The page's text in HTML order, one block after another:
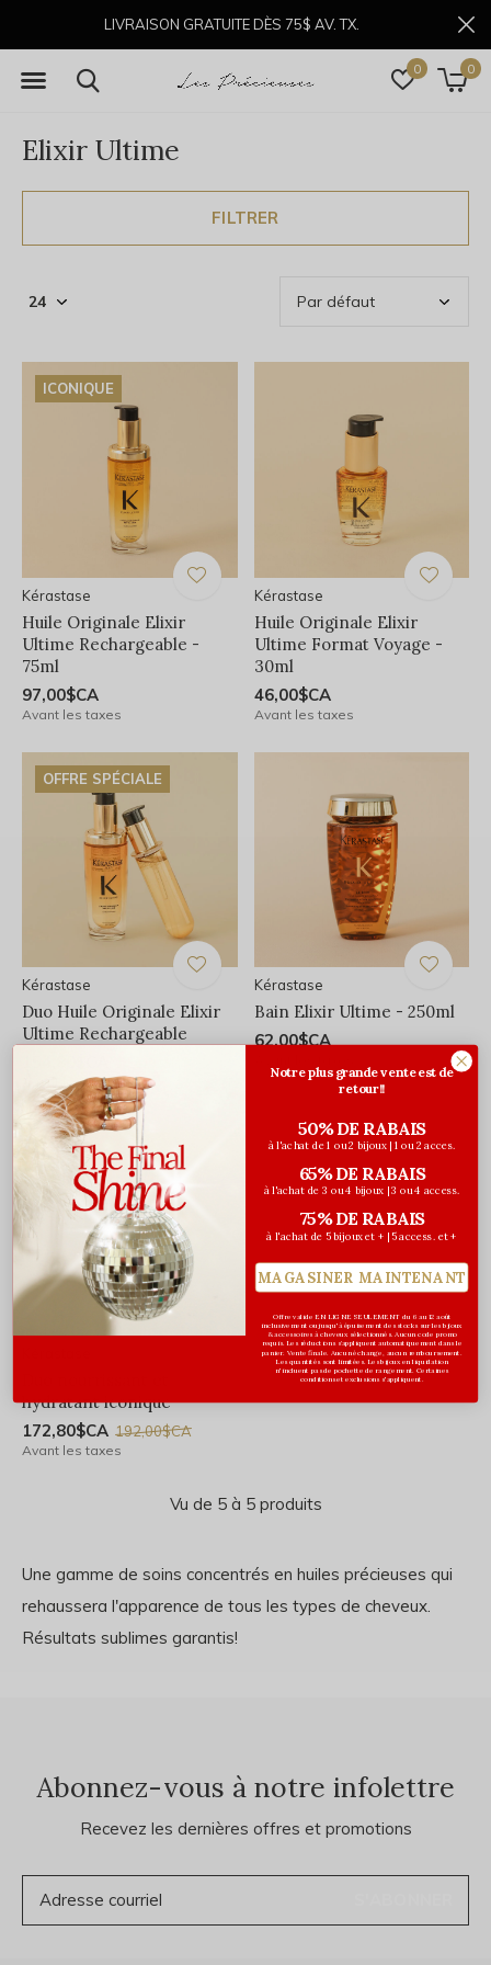
0 0
LIVRAISON GRATUITE DÈS 75$ AV. TX.
Elixir Ultime
FILTRER
ICONIQUE
Kérastase
Huile Originale Elixir
Ultime Rechargeable -
75ml
97,00$CA
Avant les taxes
Kérastase
Huile Originale Elixir
Ultime Format Voyage -
30ml
46,00$CA
Avant les taxes
OFFRE SPÉCIALE
Kérastase
Duo Huile Originale Elixir
Ultime Rechargeable
Avant les taxes
Kérastase
Bain Elixir Ultime - 250ml
62,00$CA
OFFRE SPÉCIALE
hydratant iconique
172,80$CA 192,00$CA
Avant les taxes
Vu de 5 à 5 produits
Une gamme de soins concentrés en huiles précieuses qui
rehaussera l'apparence de tous les types de cheveux.
Résultats sublimes garantis!
Abonnez-vous à notre infolettre
Recevez les dernières offres et promotions
Notre plus grande vente est de
retour!!
50% DE RABAIS
à l'achat de 1 ou 2 bijoux | 1 ou 2 acces.
65% DE RABAIS
à l'achat de 3 ou 4 bijoux | 3 ou 4 access.
75% DE RABAIS
à l'achat de 5 bijoux et + | 5 access. et +
MAGASINER MAINTENANT
Offre valide EN LIGNE SEULEMENT du 6 au 12 août
inclusivement ou jusqu'à épuisement des stocks sur les bijoux
& accessoires à cheveux sélectionnés. Aucun code promo
requis. Les réductions s’appliquent automatiquement dans le
panier. Vente finale. Aucun échange, aucun remboursement.
Les quantités sont limitées. Les bijoux en liquidation
n'incluent pas de pochette de rangement. Certaines
conditions et exclusions s'appliquent.